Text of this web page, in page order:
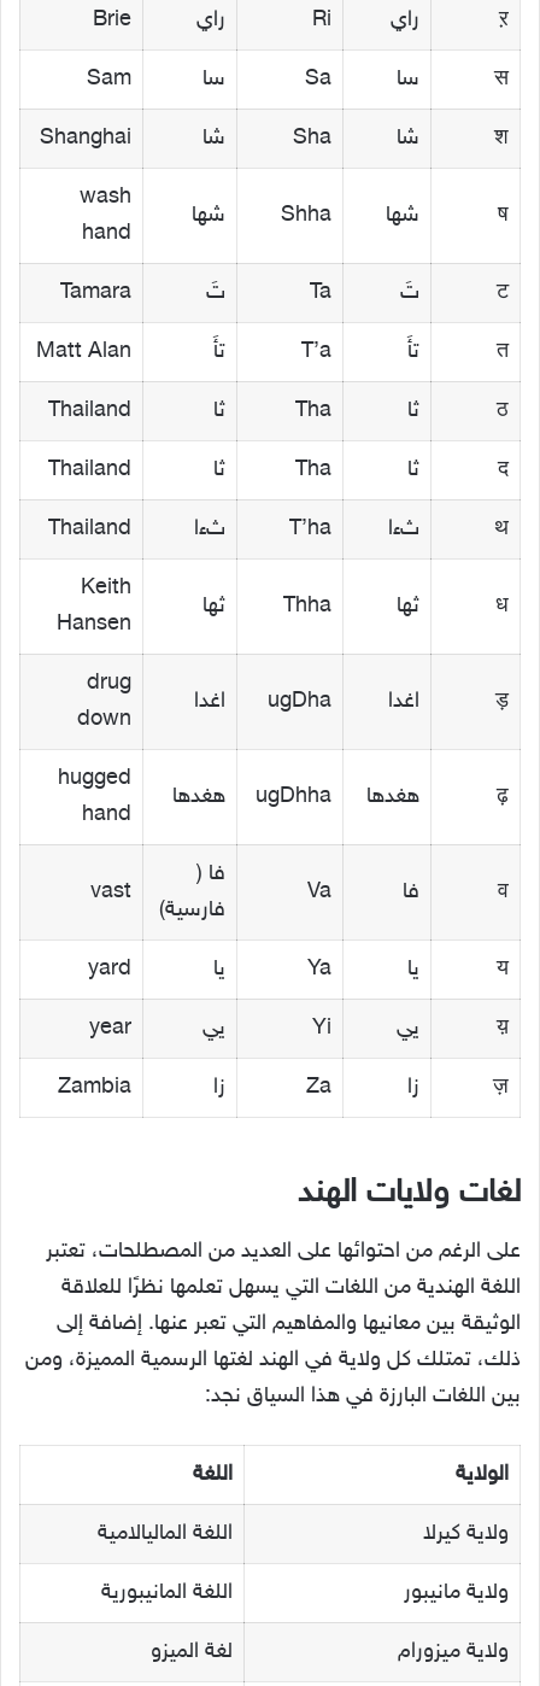
ऱ راي Ri راي Brie
स سا Sa سا Sam
श شا Sha شا Shanghai
ष شها Shha شها
wash
hand
ट تَ Ta تَ Tamara
त تأَ T’a تأَ Matt Alan
ठ ثا Tha ثا Thailand
द ثا Tha ثا Thailand
थ ثءا T’ha ثءا Thailand
ध ثها Thha ثها
Keith
Hansen
ड़ اغدا ugDha اغدا
drug
down
ढ़ هغدها ugDhha هغدها
hugged
hand
व فا Va
فا (
فارسية)
vast
य يا Ya يا yard
य़ يي Yi يي year
ज़ زا Za زا Zambia
لغات ولايات الهند
على الرغم من احتوائها على العديد من المصطلحات، تعتبر
اللغة الهندية من اللغات التي يسهل تعلمها نظرًا للعلاقة
الوثيقة بين معانيها والمفاهيم التي تعبر عنها. إضافة إلى
ذلك، تمتلك كل ولاية في الهند لغتها الرسمية المميزة، ومن
بين اللغات البارزة في هذا السياق نجد:
الولاية اللغة
ولاية كيرلا اللغة الماليالامية
ولاية مانيبور اللغة المانيبورية
ولاية ميزورام لغة الميزو